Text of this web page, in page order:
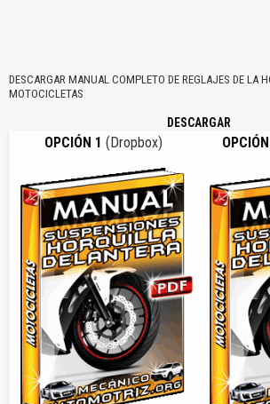
DESCARGAR MANUAL COMPLETO DE REGLAJES DE LA
MOTOCICLETAS
DESCARGAR
OPCIÓN 1 (Dropbox)